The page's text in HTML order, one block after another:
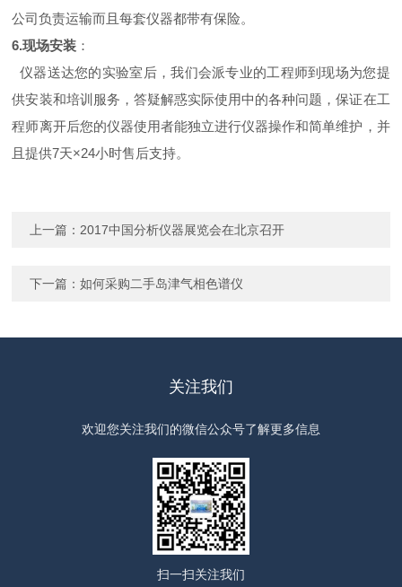
公司负责运输而且每套仪器都带有保险。
6.现场安装 ：
仪器送达您的实验室后，我们会派专业的工程师到现场为您提
供安装和培训服务，答疑解惑实际使用中的各种问题，保证在工
程师离开后您的仪器使用者能独立进行仪器操作和简单维护，并
且提供7天×24小时售后支持。
上一篇： 2017中国分析仪器展览会在北京召开
下一篇：如何采购二手岛津气相色谱仪
关注我们
欢迎您关注我们的微信公众号了解更多信息
扫一扫关注我们